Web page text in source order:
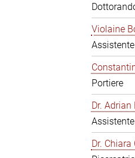
Violaine
Portiere
Dr.
Dr. Chiara